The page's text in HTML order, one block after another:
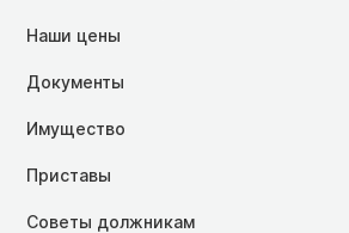
Наши цены
Документы
Имущество
Приставы
Советы должникам